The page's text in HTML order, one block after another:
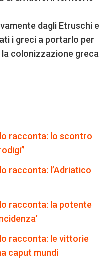
dagli Etruschi e
i greci a portarlo per
la colonizzazione greca
racconta: lo scontro
racconta: l’Adriatico
racconta: la potente
racconta: le vittorie
caput mundi